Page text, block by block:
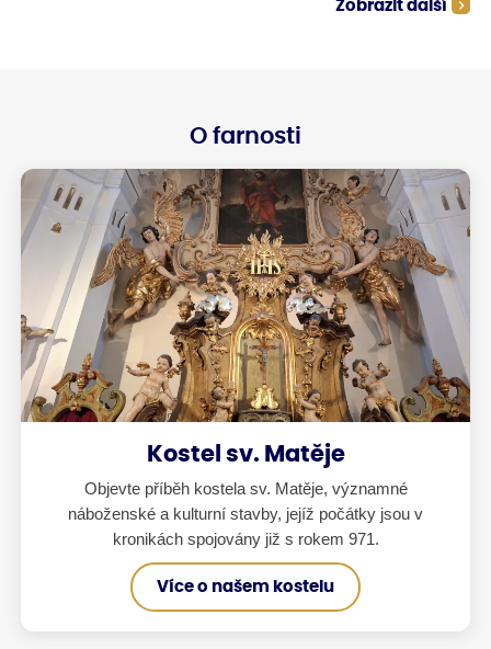
se mi z dohledu až vysoko v dubové
Zobrazit další
O farnosti
Kostel sv. Matěje
Objevte příběh kostela sv. Matěje, významné
náboženské a kulturní stavby, jejíž počátky jsou v
kronikách spojovány již s rokem 971.
Více o našem kostelu